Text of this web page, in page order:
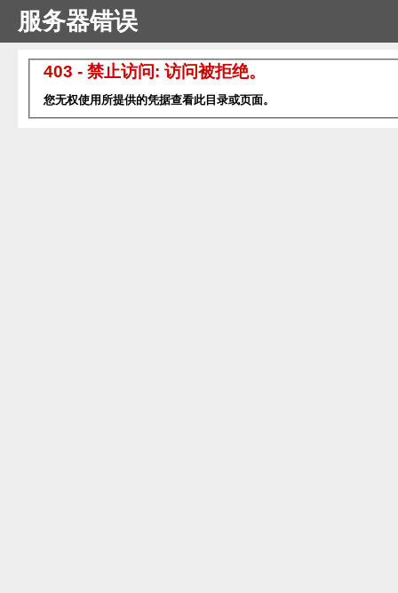
服务器错误
403 - 禁止访问: 访问被拒绝。
您无权使用所提供的凭据查看此目录或页面。